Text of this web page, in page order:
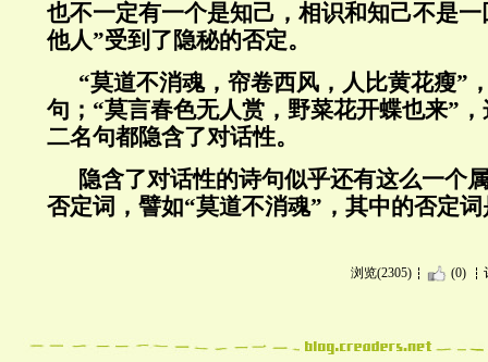
也不一定有一个是知己，相识和知己不是
他人”受到了隐秘的否定。
“莫道不消魂，帘卷西风，人比黄花瘦”
句；“莫言春色无人赏，野菜花开蝶也来”
二名句都隐含了对话性。
隐含了对话性的诗句似乎还有这么一个
否定词，譬如“莫道不消魂”，其中的否定
浏览(2305) (0)